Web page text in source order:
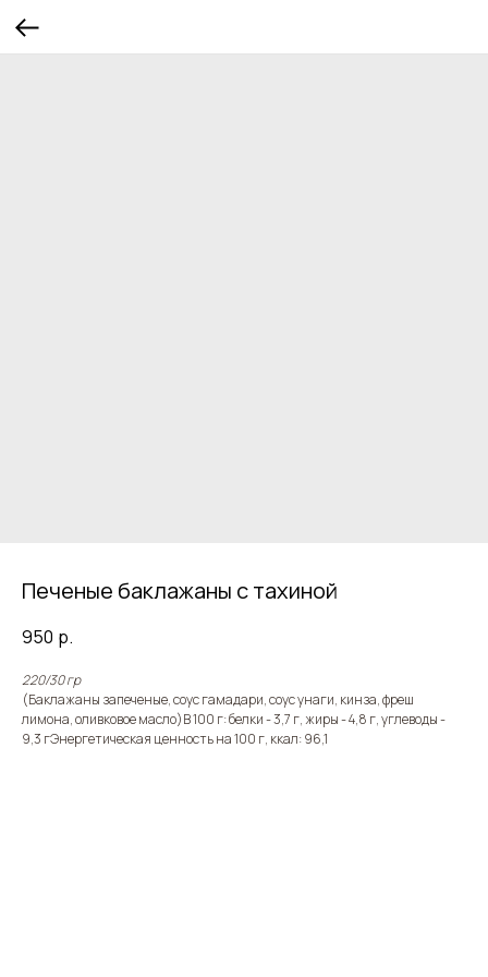
Печеные баклажаны с тахиной
950 р.
220/30 гр
(Баклажаны запеченые, соус гамадари, соус унаги, кинза, фреш
лимона, оливковое масло)В 100 г: белки - 3,7 г, жиры - 4,8 г, углеводы -
9,3 гЭнергетическая ценность на 100 г, ккал: 96,1